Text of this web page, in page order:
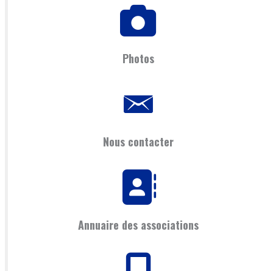
Photos
Nous contacter
Annuaire des associations